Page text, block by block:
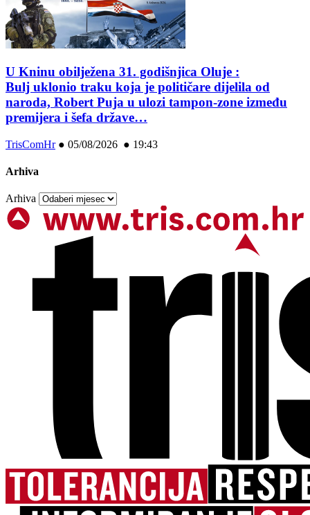
U Kninu obilježena 31. godišnjica Oluje :
Bulj uklonio traku koja je političare dijelila od
naroda, Robert Puja u ulozi tampon-zone između
premijera i šefa države…
TrisComHr● 05/08/2026 ● 19:43
Arhiva
Arhiva